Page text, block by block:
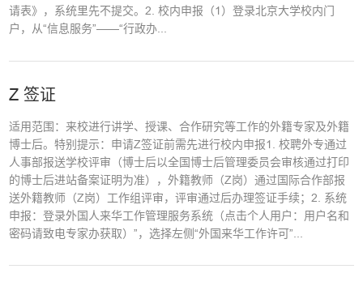
请表》，系统里先不提交。2. 校内申报（1）登录北京大学校内门
户，从“信息服务”——“行政办...
Z 签证
适用范围：来校进行讲学、授课、合作研究等工作的外籍专家及外籍
博士后。特别提示：申请Z签证前需先进行校内申报1. 校聘外专通过
人事部报送学校评审（博士后以全国博士后管理委员会审核通过打印
的博士后进站备案证明为准），外籍教师（Z岗）通过国际合作部报
送外籍教师（Z岗）工作组评审，评审通过后办理签证手续；2. 系统
申报：登录外国人来华工作管理服务系统（点击个人用户：用户名和
密码请致电专家办获取）”，选择左侧“外国来华工作许可”...